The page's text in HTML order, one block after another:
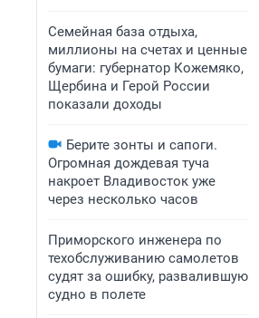
Семейная база отдыха,
миллионы на счетах и ценные
бумаги: губернатор Кожемяко,
Щербина и Герой России
показали доходы
Берите зонты и сапоги.
Огромная дождевая туча
накроет Владивосток уже
через несколько часов
Приморского инженера по
техобслуживанию самолетов
судят за ошибку, развалившую
судно в полете